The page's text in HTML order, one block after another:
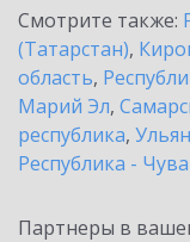
Смотрите также:
(Татарстан),
область,
Марий Эл,
республика,
Республика -
Партнеры в